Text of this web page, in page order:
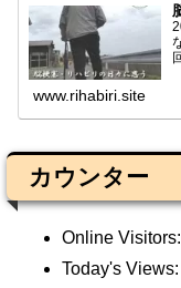
www.rihabiri.site
カウンター
Online Visitors:
Today's Views: